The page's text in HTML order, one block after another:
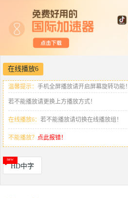
在线播放6
温馨提示： 手机全屏播放请开启屏幕旋转功能！
若不能播放请更换上方播放方式！
在线播放6： 若不能播放请切换在线播放组！
不能播放？ 点此报错！
HD中字